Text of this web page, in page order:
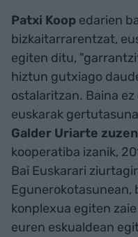
Patxi Koop edarien
bizkaitarrarentzat,
egiten ditu,
hiztun gutxiago
ostalaritzan. Baina
euskarak
Galder Uriarte
kooperatiba izanik,
Bai Euskarari
Egunerokotasunean,
konplexua egiten
euren eskualdean